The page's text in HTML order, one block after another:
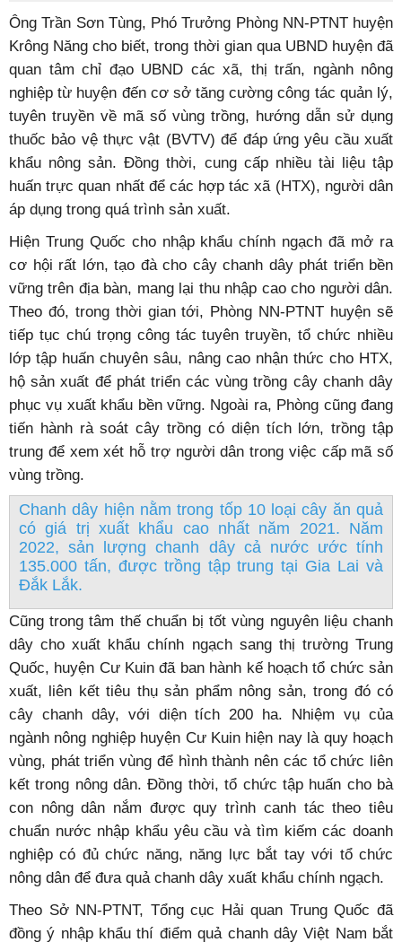
Ông Trần Sơn Tùng, Phó Trưởng Phòng NN-PTNT huyện
Krông Năng cho biết, trong thời gian qua UBND huyện đã
quan tâm chỉ đạo UBND các xã, thị trấn, ngành nông
nghiệp từ huyện đến cơ sở tăng cường công tác quản lý,
tuyên truyền về mã số vùng trồng, hướng dẫn sử dụng
thuốc bảo vệ thực vật (BVTV) để đáp ứng yêu cầu xuất
khẩu nông sản. Đồng thời, cung cấp nhiều tài liệu tập
huấn trực quan nhất để các hợp tác xã (HTX), người dân
áp dụng trong quá trình sản xuất.
Hiện Trung Quốc cho nhập khẩu chính ngạch đã mở ra
cơ hội rất lớn, tạo đà cho cây chanh dây phát triển bền
vững trên địa bàn, mang lại thu nhập cao cho người dân.
Theo đó, trong thời gian tới, Phòng NN-PTNT huyện sẽ
tiếp tục chú trọng công tác tuyên truyền, tổ chức nhiều
lớp tập huấn chuyên sâu, nâng cao nhận thức cho HTX,
hộ sản xuất để phát triển các vùng trồng cây chanh dây
phục vụ xuất khẩu bền vững. Ngoài ra, Phòng cũng đang
tiến hành rà soát cây trồng có diện tích lớn, trồng tập
trung để xem xét hỗ trợ người dân trong việc cấp mã số
vùng trồng.
Chanh dây hiện nằm trong tốp 10 loại cây ăn quả
có giá trị xuất khẩu cao nhất năm 2021. Năm
2022, sản lượng chanh dây cả nước ước tính
135.000 tấn, được trồng tập trung tại Gia Lai và
Đắk Lắk.
Cũng trong tâm thế chuẩn bị tốt vùng nguyên liệu chanh
dây cho xuất khẩu chính ngạch sang thị trường Trung
Quốc, huyện Cư Kuin đã ban hành kế hoạch tổ chức sản
xuất, liên kết tiêu thụ sản phẩm nông sản, trong đó có
cây chanh dây, với diện tích 200 ha. Nhiệm vụ của
ngành nông nghiệp huyện Cư Kuin hiện nay là quy hoạch
vùng, phát triển vùng để hình thành nên các tổ chức liên
kết trong nông dân. Đồng thời, tổ chức tập huấn cho bà
con nông dân nắm được quy trình canh tác theo tiêu
chuẩn nước nhập khẩu yêu cầu và tìm kiếm các doanh
nghiệp có đủ chức năng, năng lực bắt tay với tổ chức
nông dân để đưa quả chanh dây xuất khẩu chính ngạch.
Theo Sở NN-PTNT, Tổng cục Hải quan Trung Quốc đã
đồng ý nhập khẩu thí điểm quả chanh dây Việt Nam bắt